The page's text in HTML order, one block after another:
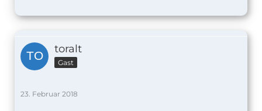
toralt
Gast
23. Februar 2018